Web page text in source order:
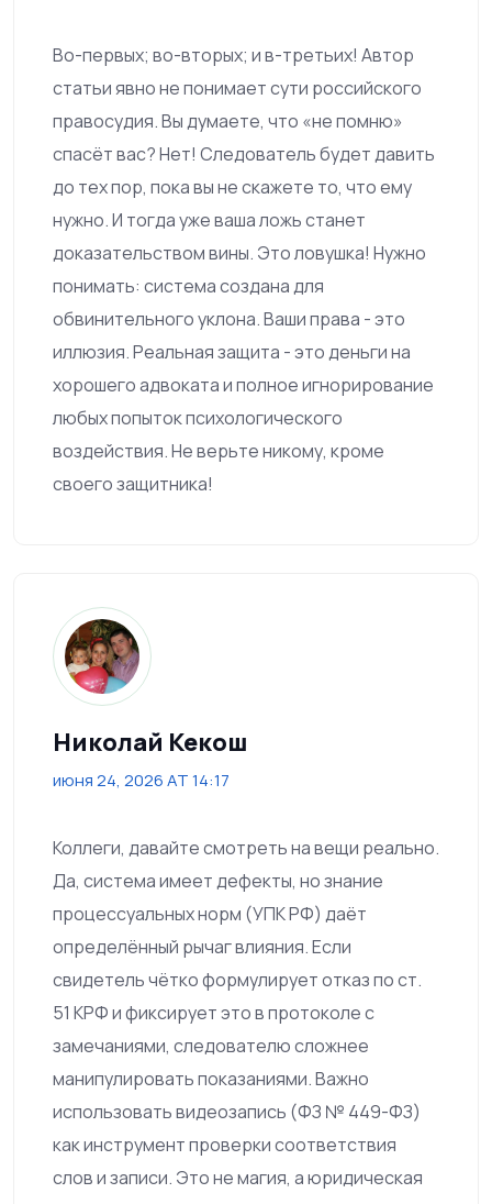
Во-первых; во-вторых; и в-третьих! Автор
статьи явно не понимает сути российского
правосудия. Вы думаете, что «не помню»
спасёт вас? Нет! Следователь будет давить
до тех пор, пока вы не скажете то, что ему
нужно. И тогда уже ваша ложь станет
доказательством вины. Это ловушка! Нужно
понимать: система создана для
обвинительного уклона. Ваши права - это
иллюзия. Реальная защита - это деньги на
хорошего адвоката и полное игнорирование
любых попыток психологического
воздействия. Не верьте никому, кроме
своего защитника!
Николай Кекош
июня 24, 2026 AT 14:17
Коллеги, давайте смотреть на вещи реально.
Да, система имеет дефекты, но знание
процессуальных норм (УПК РФ) даёт
определённый рычаг влияния. Если
свидетель чётко формулирует отказ по ст.
51 КРФ и фиксирует это в протоколе с
замечаниями, следователю сложнее
манипулировать показаниями. Важно
использовать видеозапись (ФЗ № 449-ФЗ)
как инструмент проверки соответствия
слов и записи. Это не магия, а юридическая